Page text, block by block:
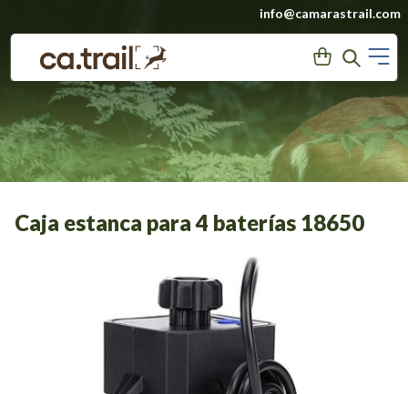
contenido
info@camarastrail.com
User Search
Caja estanca para 4 baterías 18650